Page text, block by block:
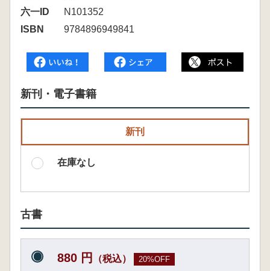
六一ID
N101352
ISBN
9784896949841
新刊・電子書籍
新刊
在庫なし
古書
880 円 （税込） 20%OFF